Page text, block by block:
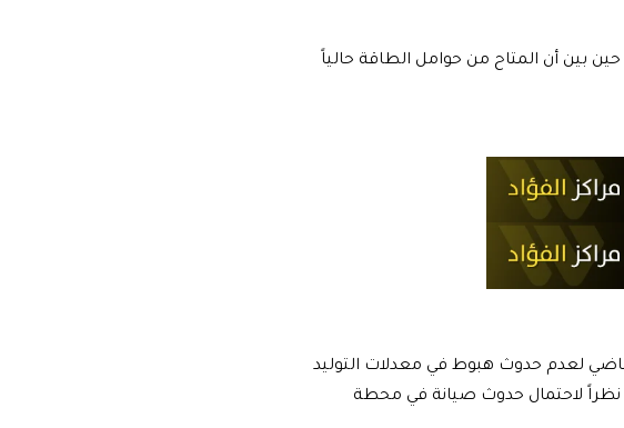
خلال الفترة الحالية لحدود 8 آلاف طن، في حين بين أن المتاح من حوامل الطاقة حالياً
لعدم حدوث هبوط في معدلات التوليد
نظراً لاحتمال حدوث صيانة في محطة